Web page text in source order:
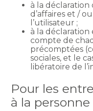
à la
d’affaires et /
l’utilisateur ;
à la
compte de
précomptées
sociales, et le
libératoire de
Pour les
à la personne